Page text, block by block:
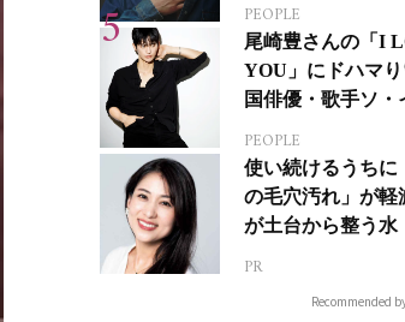
ジカルへの挑戦
PEOPLE
尾崎豊さんの「I
YOU」にドハマ
国俳優・歌手ソ・
人生って？
PEOPLE
使い続けるうちに
の毛穴汚れ」が軽
が土台から整う水
PR
Recommended